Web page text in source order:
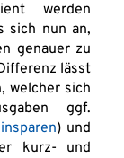
werden
sich nun an,
genauer zu
lässt
welcher sich
ggf.
) und
kurz- und